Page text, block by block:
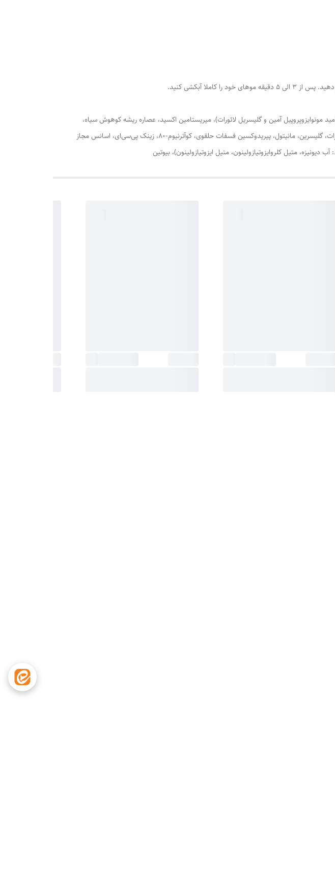
آبکشی کنید.
مونوایزوپروپیل آمین و گلیسریل لائورات)، میریستامین اکسید، عصاره ریشه کوهوش سیاه،
عصاره برگ گزنه دوپایه، عصاره دانه خارمریم، عصاره ریشه سرخارگل، پروپیلن گلایکول، گلایکول دی‌استئارات، گلیسرین، مانیتول، پیریدوکسین فسفات حلقوی، کوآترنیوم-80، زینک پی‌سی‌ای، اسانس مجاز
متیل کلروایزوتیازولینون، متیل ایزوتیازولینون)، بیوتین